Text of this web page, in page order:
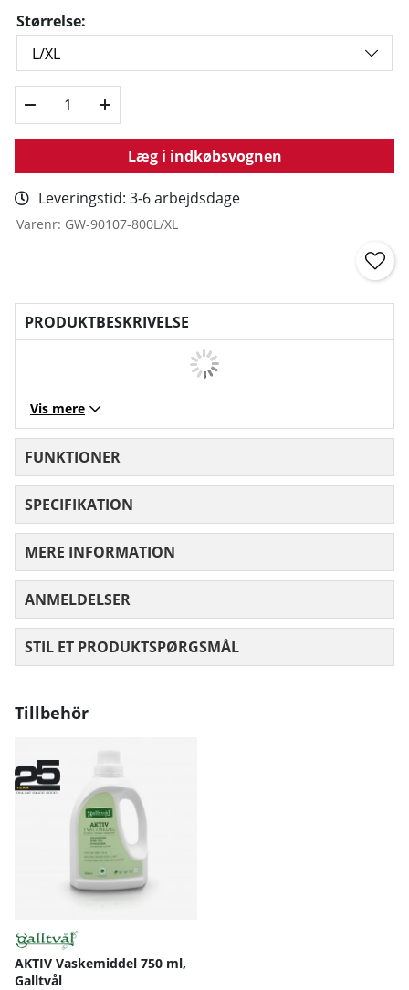
Størrelse:
Læg i indkøbsvognen
Leveringstid: 3-6 arbejdsdage
Varenr: GW-90107-800L/XL
PRODUKTBESKRIVELSE
Vis mere
FUNKTIONER
SPECIFIKATION
MERE INFORMATION
ANMELDELSER
STIL ET PRODUKTSPØRGSMÅL
Tillbehör
AKTIV Vaskemiddel 750 ml,
Galltvål